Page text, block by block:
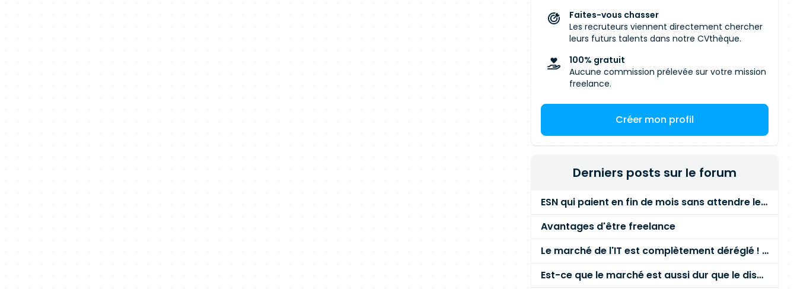
Faites-vous chasser
Les recruteurs viennent directement chercher
leurs futurs talents dans notre CVthèque.
100% gratuit
Aucune commission prélevée sur votre mission
freelance.
Créer mon profil
Derniers posts sur le forum
ESN qui paient en fin de mois sans attendre le paiement client ?
Avantages d'être freelance
Le marché de l'IT est complètement déréglé ! STOP à cette mascarade ! Il faut s'unir et résister !
Est-ce que le marché est aussi dur que le disent les commerciaux ?